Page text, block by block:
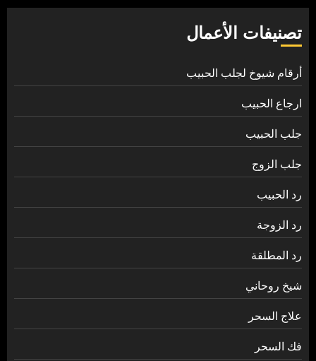
تصنيفات الأعمال
أرقام شيوخ لجلب الحبيب
ارجاع الحبيب
جلب الحبيب
جلب الزوج
رد الحبيب
رد الزوجة
رد المطلقة
شيخ روحاني
علاج السحر
فك السحر